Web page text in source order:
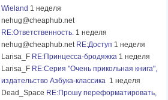
Wieland 1 неделя
nehug@cheaphub.net
RE:Ответственность. 1 неделя
nehug@cheaphub.net RE:Доступ 1 неделя
Larisa_F RE:Принцесса-бродяжка 1 неделя
Larisa_F RE:Серия "Очень прикольная книга",
издательство Азбука-классика 1 неделя
Dead_Space RE:Прошу переформатировать,